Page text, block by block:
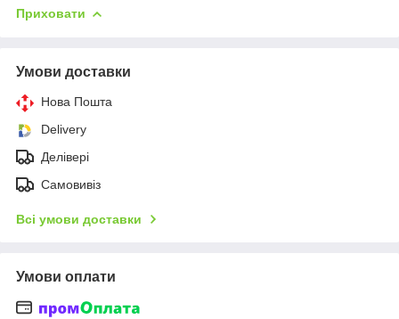
Приховати
Умови доставки
Нова Пошта
Delivery
Делівері
Самовивіз
Всі умови доставки
Умови оплати